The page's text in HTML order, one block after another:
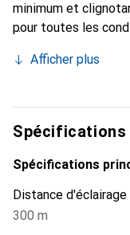
minimum et
pour toutes les
Afficher plus
Spécifications
Spécifications
Distance d'éclairage
300 m